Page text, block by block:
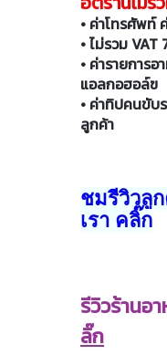
• ค่าโทรศัพท์
• ไม่รวม
• ค่ารายการ
แอลกอฮอล์ฃ
• ค่าทิปคนขับ
ลูกค้า
ชมรีวิวลู
เรา คลิ๊ก
รีวิวร้านอ
ลิ๊ก